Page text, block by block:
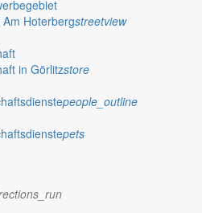
Hoterbergstreetview
in Görlitzstore
people_outline
pets
holtendorf-1934-e-v/